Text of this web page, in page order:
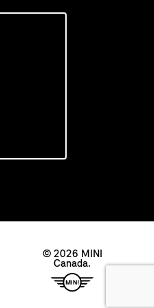
© 2026 MINI
Canada.